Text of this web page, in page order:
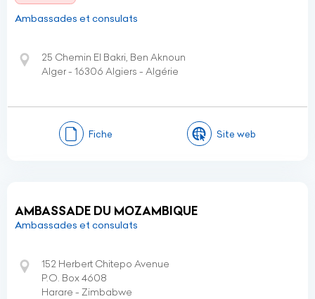
Ambassades et consulats
25 Chemin El Bakri, Ben Aknoun
Alger - 16306 Algiers - Algérie
Fiche Site web
AMBASSADE DU MOZAMBIQUE
Ambassades et consulats
152 Herbert Chitepo Avenue
P.O. Box 4608
Harare - Zimbabwe